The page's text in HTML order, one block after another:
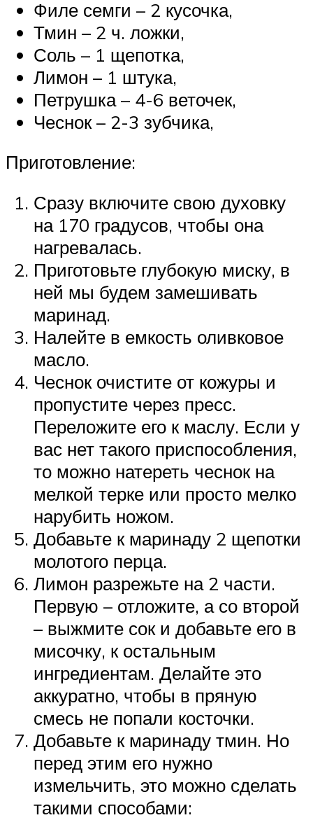
Филе семги – 2 кусочка,
Тмин – 2 ч. ложки,
Соль – 1 щепотка,
Лимон – 1 штука,
Петрушка – 4-6 веточек,
Чеснок – 2-3 зубчика,
Приготовление:
Сразу включите свою духовку
на 170 градусов, чтобы она
нагревалась.
Приготовьте глубокую миску, в
ней мы будем замешивать
маринад.
Налейте в емкость оливковое
масло.
Чеснок очистите от кожуры и
пропустите через пресс.
Переложите его к маслу. Если у
вас нет такого приспособления,
то можно натереть чеснок на
мелкой терке или просто мелко
нарубить ножом.
Добавьте к маринаду 2 щепотки
молотого перца.
Лимон разрежьте на 2 части.
Первую – отложите, а со второй
– выжмите сок и добавьте его в
мисочку, к остальным
ингредиентам. Делайте это
аккуратно, чтобы в пряную
смесь не попали косточки.
Добавьте к маринаду тмин. Но
перед этим его нужно
измельчить, это можно сделать
такими способами: